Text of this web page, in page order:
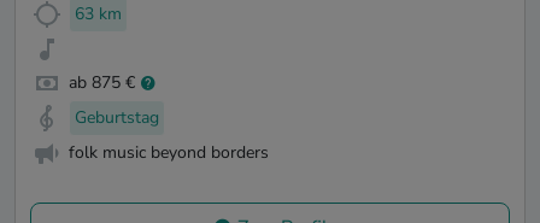
63 km
ab 875 €
Geburtstag
folk music beyond borders